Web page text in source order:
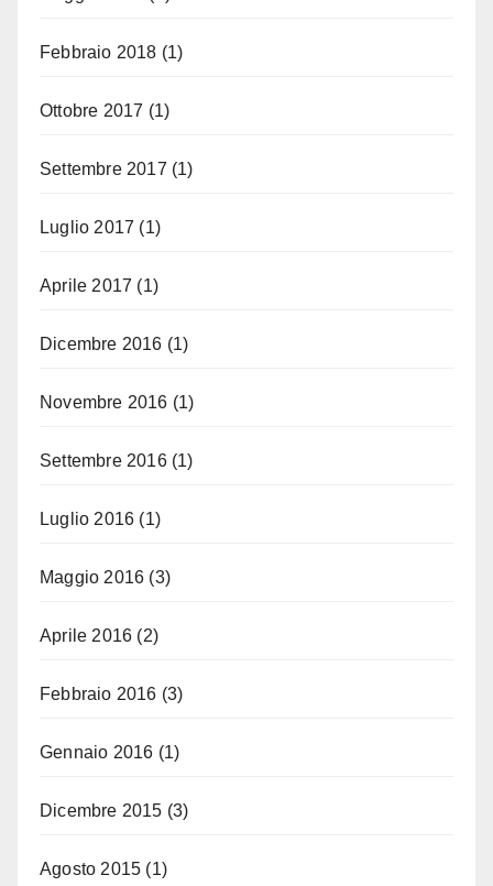
Febbraio 2018 (1)
Ottobre 2017 (1)
Settembre 2017 (1)
Luglio 2017 (1)
Aprile 2017 (1)
Dicembre 2016 (1)
Novembre 2016 (1)
Settembre 2016(1)
Luglio 2016 (1)
Maggio 2016 (3)
Aprile 2016 (2)
Febbraio 2016 (3)
Gennaio 2016 (1)
Dicembre 2015 (3)
Agosto 2015 (1)